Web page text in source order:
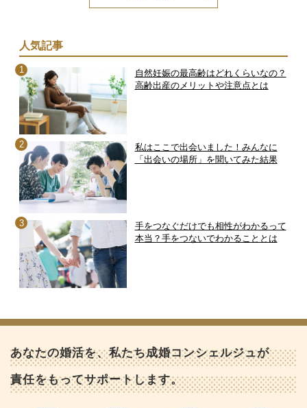
人気記事
自然妊娠の最高齢はどれくらいなの？
高齢出産のメリットや注意点とは
私はここで出会いました！みんなに
「出会いの場所」を聞いてみた結果
手をつなぐだけでも相性がわかるって
本当？手をつないでわかることとは
あなたの婚活を、私たち成婚コンシェルジュが
責任をもってサポートします。